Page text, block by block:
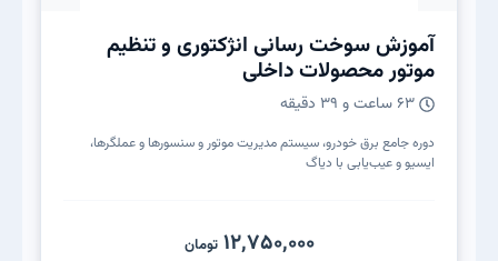
آموزش سوخت رسانی انژکتوری و تنظیم
موتور محصولات داخلی
63 ساعت و 39 دقیقه
دوره جامع برق خودرو، سیستم مدیریت موتور و سنسورها و عملگرها،
ایسیو و عیب‌یابی با دیاگ
12,750,000 تومان